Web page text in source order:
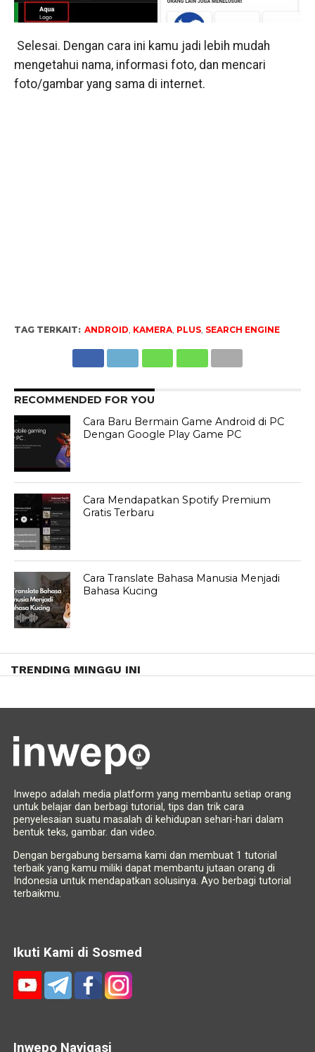
Selesai. Dengan cara ini kamu jadi lebih mudah
mengetahui nama, informasi foto, dan mencari
foto/gambar yang sama di internet.
TAG TERKAIT: ANDROID KAMERA, PLUS, SEARCH ENGINE
RECOMMENDED FOR YOU
Cara Baru Bermain Game Android di PC
Dengan Google Play Game PC
Cara Mendapatkan Spotify Premium
Gratis Terbaru
Cara Translate Bahasa Manusia Menjadi
Bahasa Kucing
TRENDING MINGGU INI
Inwepo adalah media platform yang membantu setiap orang
untuk belajar dan berbagi tutorial, tips dan trik cara
penyelesaian suatu masalah di kehidupan sehari-hari dalam
bentuk teks, gambar. dan video.
Dengan bergabung bersama kami dan membuat 1 tutorial
terbaik yang kamu miliki dapat membantu jutaan orang di
Indonesia untuk mendapatkan solusinya. Ayo berbagi tutorial
terbaikmu.
Ikuti Kami di Sosmed
Inwepo Navigasi